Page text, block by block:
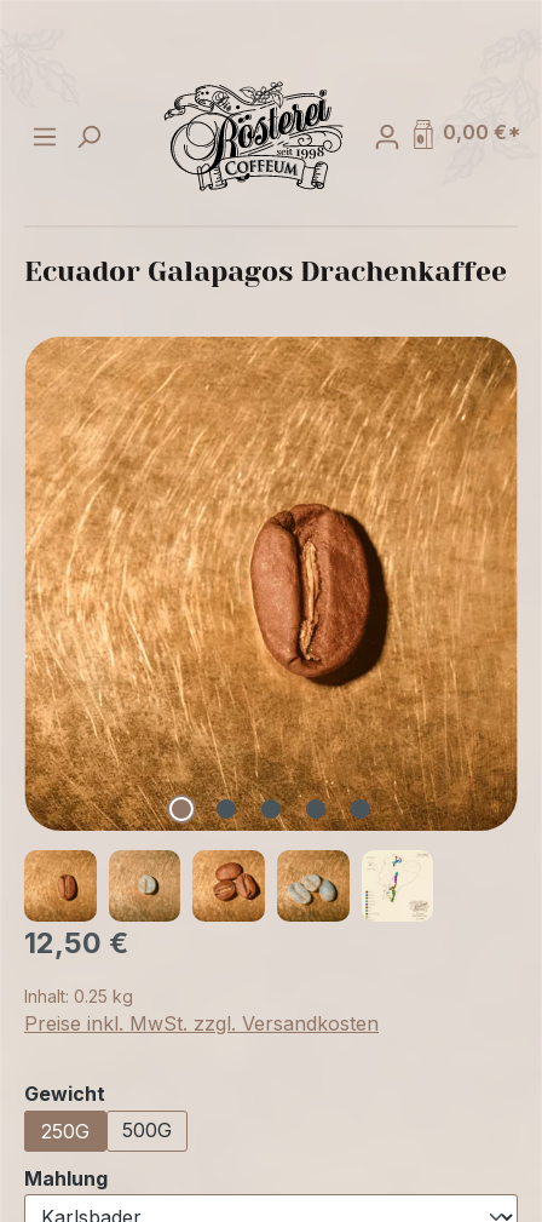
0,00 €*
Ecuador Galapagos Drachenkaffee
12,50 €
Inhalt: 0.25 kg
Preise inkl. MwSt. zzgl. Versandkosten
Gewicht
250G
500G
Mahlungauswählen